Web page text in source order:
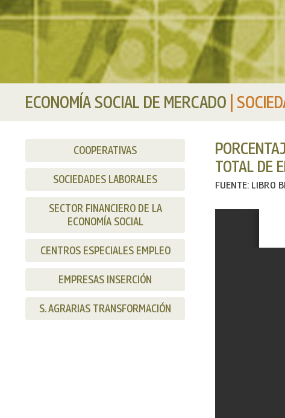
ECONOMÍA SOCIAL DE MERCADO
COOPERATIVAS
SOCIEDADES LABORALES
SECTOR FINANCIERO DE LA
ECONOMÍA SOCIAL
CENTROS ESPECIALES EMPLEO
EMPRESAS INSERCIÓN
S. AGRARIAS TRANSFORMACIÓN
TOTAL DE
FUENTE: LIBRO